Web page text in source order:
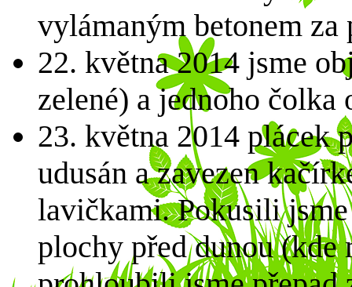
vylámaným betonem
22. května 2014 jsme
zelené) a jednoho čolka
23. května 2014 plácek
udusán a zavezen
lavičkami. Pokusili
plochy před dunou (kde